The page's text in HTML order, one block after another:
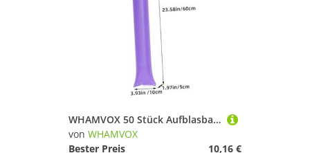
WHAMVOX 50 Stück Aufblasbare Cheer Sticks PE Material Leicht Tragbar Lärm Macher für Sportveranstaltungen Fans Fußball Mitgebsel Jungen Party Zubehör
von WHAMVOX
Bester Preis
10,16 €